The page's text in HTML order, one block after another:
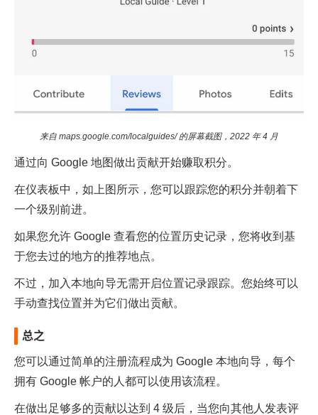
来自 maps.google.com/localguides/ 的屏幕截图，2022 年 4 月
通过向 Google 地图做出贡献开始赚取积分。
在仪表板中，如上图所示，您可以跟踪您的积分并朝着下
一个级别前进。
如果您允许 Google 查看您的位置历史记录，您将收到基
于您去过的地方的推荐地点。
不过，加入本地向导无需开启位置记录跟踪。您始终可以
手动查找位置并为它们做出贡献。
总之
您可以通过简单的注册流程成为 Google 本地向导，每个
拥有 Google 帐户的人都可以使用该流程。
在做出足够多的贡献以达到 4 级后，当您向其他人发表评